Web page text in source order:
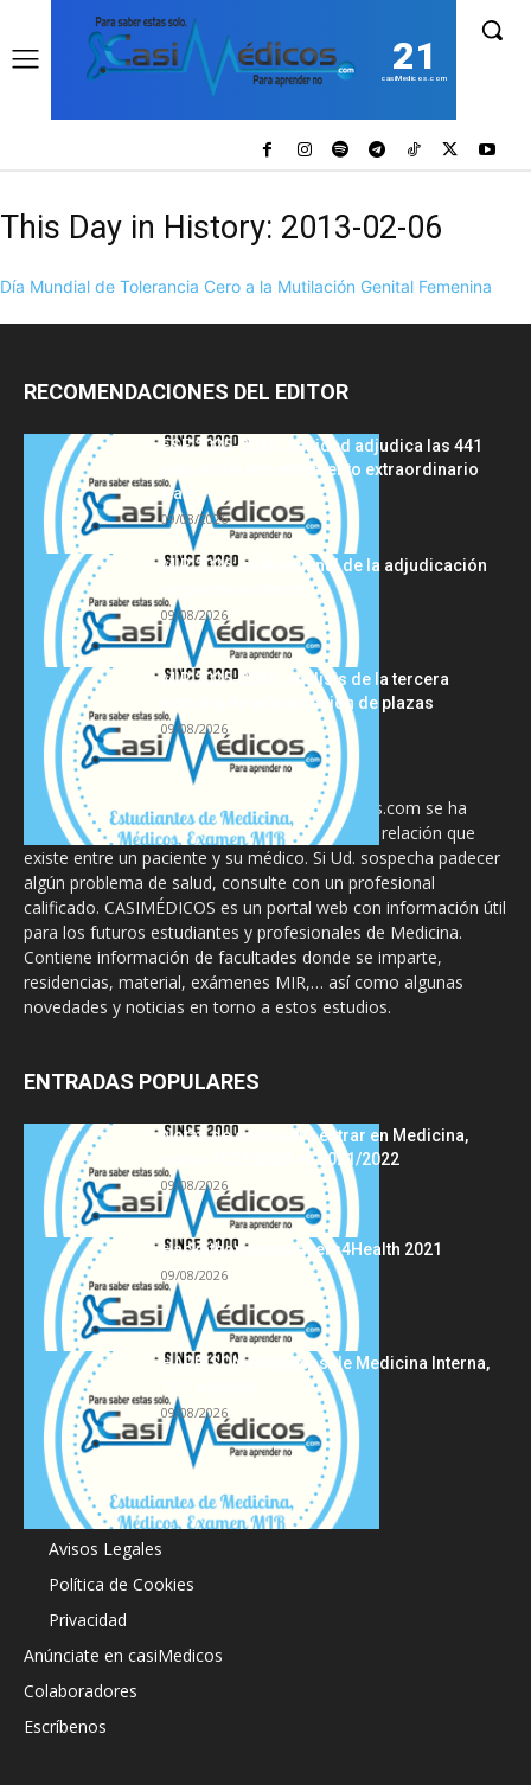
21
casiMedicos.com
This Day in History: 2013-02-06
Día Mundial de Tolerancia Cero a la Mutilación Genital Femenina
RECOMENDACIONES DEL EDITOR
FSE 2025-2026: Sanidad adjudica las 441
plazas del procedimiento extraordinario
tras...
09/08/2026
MIR 2026: análisis final de la adjudicación
de plazas y claves...
09/08/2026
MIR 2025-2026: análisis de la tercera
semana de adjudicación de plazas
09/08/2026
La información proporcionada en CasiMedicos.com se ha
diseñado para complementar, no substituir, la relación que
existe entre un paciente y su médico. Si Ud. sospecha padecer
algún problema de salud, consulte con un profesional
calificado. CASIMÉDICOS es un portal web con información útil
para los futuros estudiantes y profesionales de Medicina.
Contiene información de facultades donde se imparte,
residencias, material, exámenes MIR,… así como algunas
novedades y noticias en torno a estos estudios.
ENTRADAS POPULARES
Notas de corte para entrar en Medicina,
curso 2022/2023 vs 2021/2022
09/08/2026
Hackathon Innomakers4Health 2021
09/08/2026
HARRISON Principios de Medicina Interna,
09/08/2026
Acerca de
Avisos Legales
Política de Cookies
Privacidad
Anúnciate en casiMedicos
Colaboradores
Escríbenos